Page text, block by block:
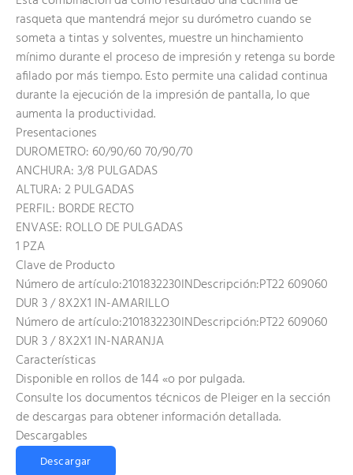
rasqueta que mantendrá mejor su durómetro cuando se
someta a tintas y solventes, muestre un hinchamiento
mínimo durante el proceso de impresión y retenga su borde
afilado por más tiempo. Esto permite una calidad continua
durante la ejecución de la impresión de pantalla, lo que
aumenta la productividad.
Presentaciones
DUROMETRO: 60/90/60 70/90/70
ANCHURA: 3/8 PULGADAS
ALTURA: 2 PULGADAS
PERFIL: BORDE RECTO
ENVASE: ROLLO DE PULGADAS
1 PZA
Clave de Producto
Número de artículo:2101832230INDescripción:PT22 609060
DUR 3 / 8X2X1 IN-AMARILLO
Número de artículo:2101832230INDescripción:PT22 609060
DUR 3 / 8X2X1 IN-NARANJA
Características
Disponible en rollos de 144 «o por pulgada.
Consulte los documentos técnicos de Pleiger en la sección
de descargas para obtener información detallada.
Descargables
Descargar